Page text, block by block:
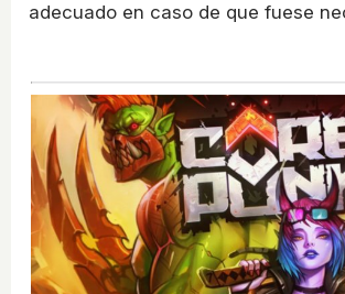
adecuado en caso de que fuese